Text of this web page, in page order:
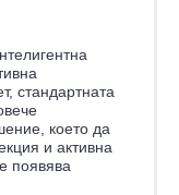
стандартната
което да
и активна
появява